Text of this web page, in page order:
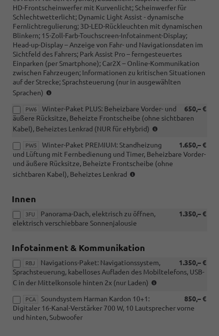
HD-Frontscheinwerfer mit Kurvenlicht; Scheinwerfer für
Schlechtwetterlicht; Dynamic Light Assist - dynamische
Fernlichtregulierung; 3D-LED-Rückleuchten mit dynamischen
Blinkern; 15-Zoll-Farb-Touchscreen-Infotainment-Display;
Head-up-Display – Anzeige von Fahr- und Navigationsdaten im
Sichtfeld des Fahrers; Park Assist Pro – ferngesteuertes
Einparken (per Smartphone); Car2X – Online-Kommunikation
zwischen Fahrzeugen; Informationen zu kritischen Situationen
auf der Strecke; Sprachsteuerung (nur in ausgewählten
Sprachen)
mit
RBJ)
(nicht
2.0
TSI
195KW/265PS)
PW6 650,– €
Winter-Paket PLUS: Beheizbare Vorder- und
äußere Rücksitze, Beheizte Frontscheibe (ohne sichtbaren
Kabel), Beheiztes Lenkrad (NUR für eHybrid)
eHybrid)
PW5 1.650,– €
Winter-Paket PREMIUM: Standheizung
und Lüftung mit Fernbedienung und Timer, Beheizbare Vorder-
und äußere Rücksitze, Beheizte Frontscheibe (ohne
sichtbaren Kabel), Beheiztes Lenkrad
Innen
3FU 1.350,– €
Panorama-Dach, elektrisch zu öffnen,
elektrisch verschiebbare Sonnenjalousie
Infotainment & Kommunikation
RBJ 1.350,– €
Navigations-Paket: Navigationssystem,
Sprachsteuerung, kabelloses Aufladen des Mobiltelefons, USB-
C in der Mittelkonsole hinten 2x (nur Laden)
ausgewählten
PCA 850,– €
Soundsystem Harman Kardon 10+1:
Digitaler 16-Kanal-Verstärker 700 W, 10 Lautsprecher vorne
und hinten, Subwoofer